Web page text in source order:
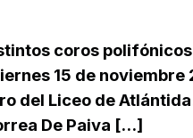
coros
15 de
del Liceo de
De Paiva [...]